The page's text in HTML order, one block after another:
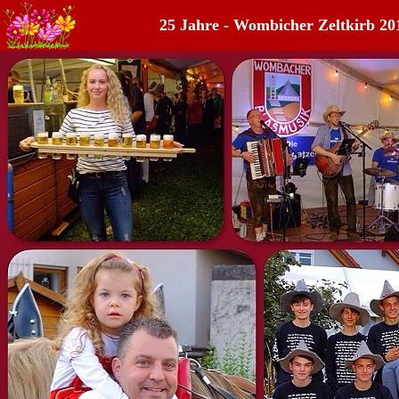
25 Jahre - Wombicher Zeltkirb